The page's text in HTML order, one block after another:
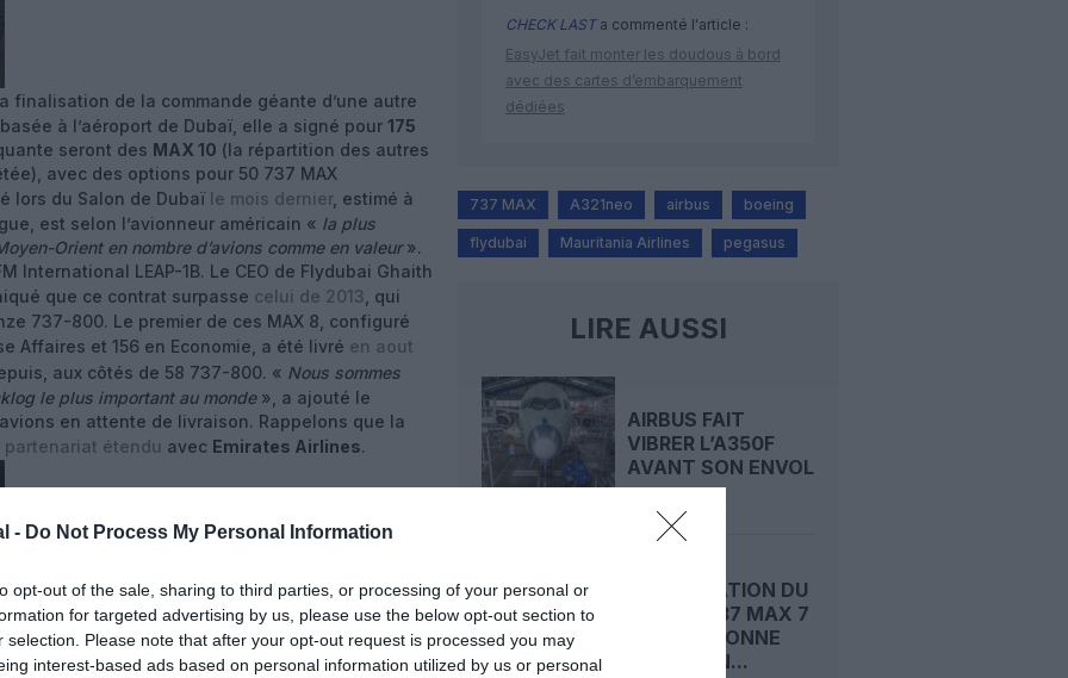
- Do Not Process My Personal Information
opt-out of the sale, sharing to third parties, or processing of your personal or
for targeted advertising by us, please use the below opt-out section to
selection. Please note that after your opt-out request is processed you may
interest-based ads based on personal information utilized by us or personal
finalisation de la commande géante d’une autre
à l’aéroport de Dubaï, elle a signé pour 175
seront des MAX 10 (la répartition des autres
avec des options pour 50 737 MAX
lors du Salon de Dubaï le mois dernier, estimé à
est selon l’avionneur américain « la plus
Orient en nombre d’avions comme en valeur».
International LEAP-1B. Le CEO de Flydubai Ghaith
que ce contrat surpasse celui de 2013 , qui
737-800. Le premier de ces MAX 8, configuré
Affaires et 156 en Economie, a été livré en aout
aux côtés de 58 737-800. « Nous sommes
le plus important au monde», a ajouté le
en attente de livraison. Rappelons que la
partenariat étendu avec Emirates Airlines.
CHECK LASTa commenté l'article :
EasyJet fait monter les doudous à bord
avec des cartes d’embarquement
dédiées
737 MAX A321neo airbus boeing
flydubai Mauritania Airlines pegasus
LIRE AUSSI
AIRBUS FAIT
VIBRER L’A350F
AVANT SON ENVOL
CERTIFICATION DU
BOEING 737 MAX 7
: LA FAA DONNE
ENFIN SON...